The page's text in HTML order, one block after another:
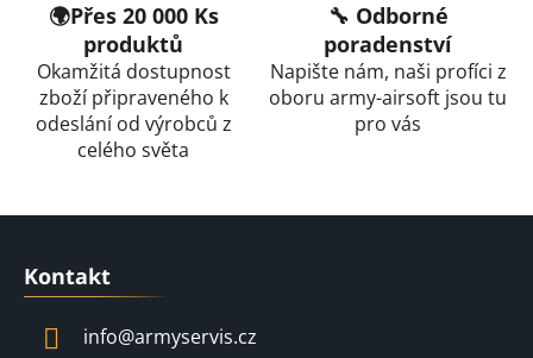
🌍Přes 20 000 Ks
produktů
Okamžitá dostupnost
zboží připraveného k
odeslání od výrobců z
celého světa
🔧 Odborné
poradenství
Napište nám, naši profíci z
oboru army-airsoft jsou tu
pro vás
Kontakt
info@armyservis.cz